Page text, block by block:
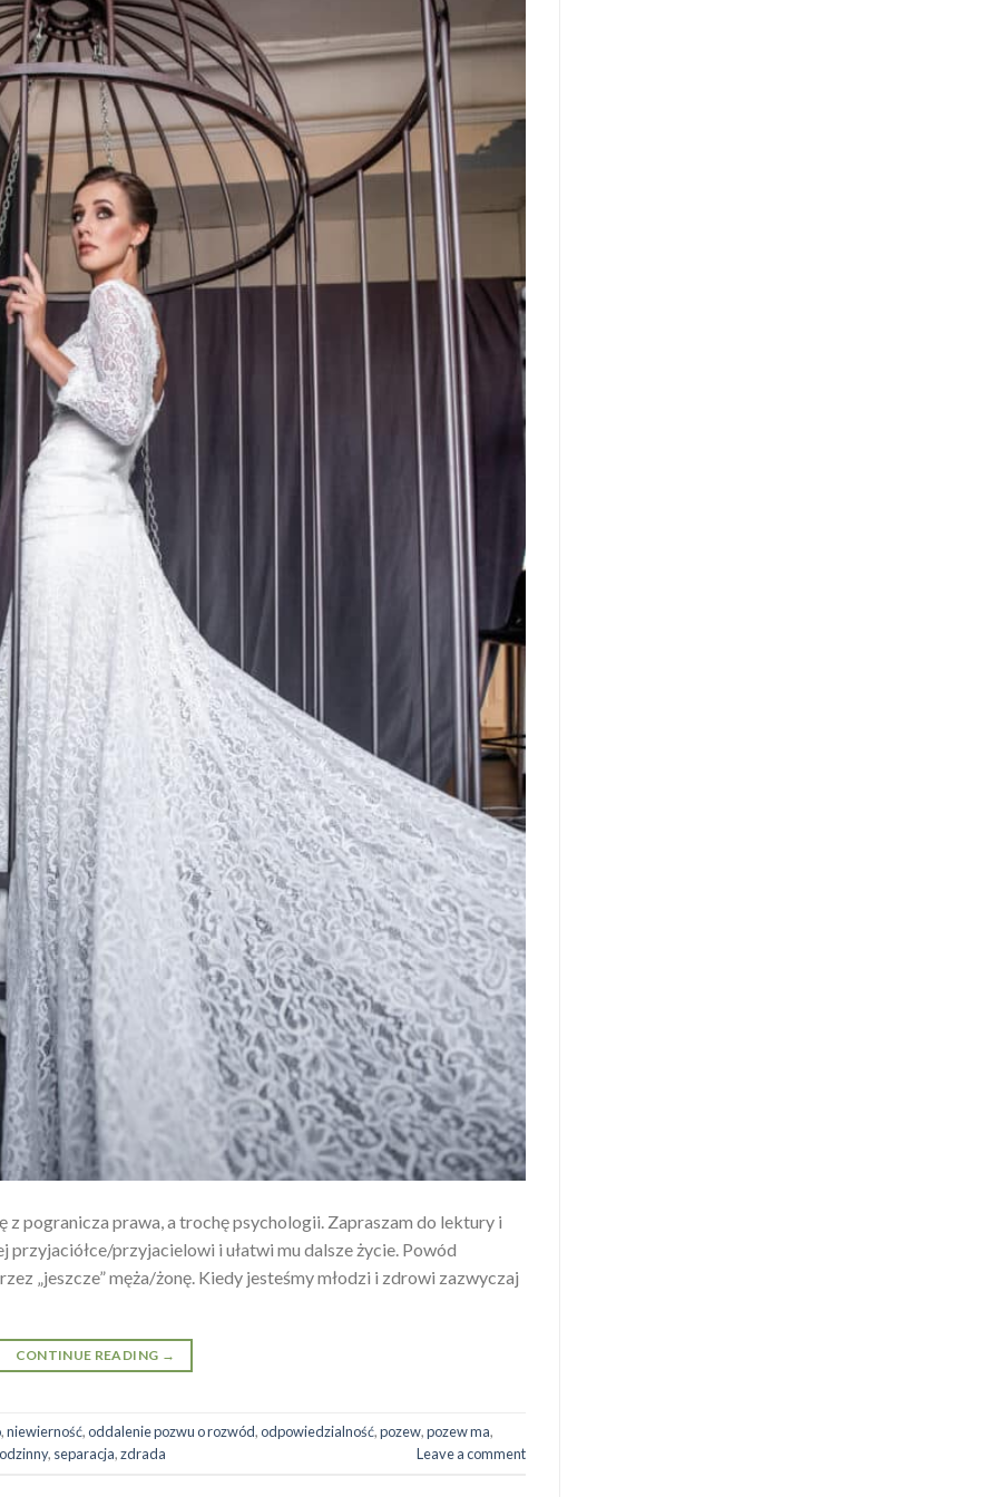
pogranicza prawa, a trochę psychologii. Zapraszam do lektury i
przyjaciółce/przyjacielowi i ułatwi mu dalsze życie. Powód
„jeszcze” męża/żonę. Kiedy jesteśmy młodzi i zdrowi zazwyczaj
CONTINUE READING →
,niewierność,oddalenie pozwu o rozwód,odpowiedzialność,pozew,pozew ma,
, separacja,zdrada Leave a comment